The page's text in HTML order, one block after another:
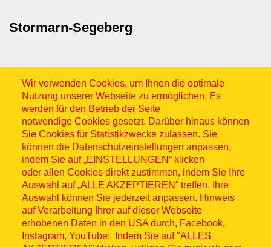
Stormarn-Segeberg
Wir verwenden Cookies, um Ihnen die optimale
Nutzung unserer Webseite zu ermöglichen. Es
werden für den Betrieb der Seite
notwendige Cookies gesetzt. Darüber hinaus können
Sie Cookies für Statistikzwecke zulassen. Sie
können die Datenschutzeinstellungen anpassen,
indem Sie auf „EINSTELLUNGEN“ klicken
oder allen Cookies direkt zustimmen, indem Sie Ihre
Auswahl auf „ALLE AKZEPTIEREN“ treffen. Ihre
Auswahl können Sie jederzeit anpassen. Hinweis
auf Verarbeitung Ihrer auf dieser Webseite
erhobenen Daten in den USA durch, Facebook,
Instagram, YouTube: Indem Sie auf "ALLES
Sitemap
© ASB 2026
Fußzeilenmenü
Impressum